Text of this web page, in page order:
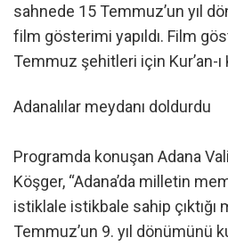
sahnede 15 Temmuz’un yıl
film gösterimi yapıldı. Film
Temmuz şehitleri için Kur’an-
Adanalılar meydanı doldurdu
Programda konuşan Adana
Köşger, “Adana’da milletin
istiklale istikbale sahip çıktığı
Temmuz’un 9. yıl dönümünü